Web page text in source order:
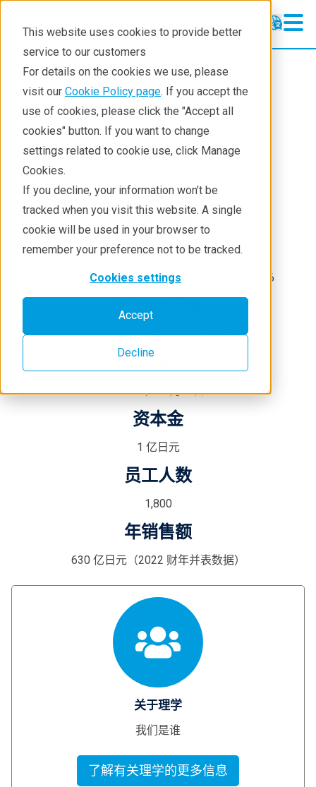
This website uses cookies to provide better
service to our customers
For details on the cookies we use, please
visit our Cookie Policy page. If you accept the
use of cookies, please click the "Accept all
cookies" button. If you want to change
settings related to cookie use, click Manage
Cookies.
If you decline, your information won’t be
tracked when you visit this website. A single
cookie will be used in your browser to
remember your preference not to be tracked.
Cookies settings
Accept
Decline
About
理学概览
业务领域
公司总部
日本东京都昭岛市松原町3-9-12 邮编196-8666
首席执行官
Jun Kawakami，总裁兼首席执行官
创立时间
1951 年 12 月 6 日
资本金
1 亿日元
员工人数
1,800
年销售额
630 亿日元（2022 财年并表数据）
关于理学
我们是谁
了解有关理学的更多信息